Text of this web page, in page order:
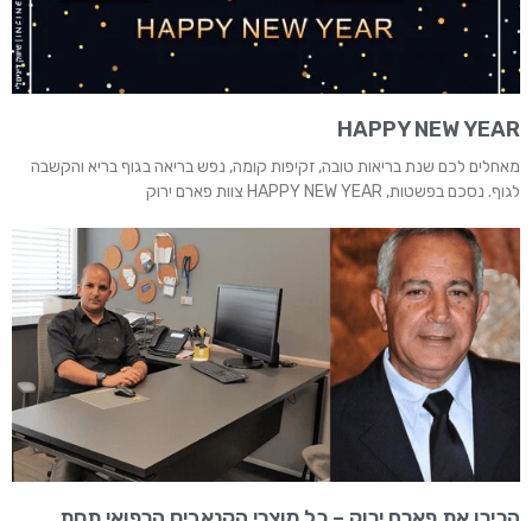
HAPPY NEW YEAR
מאחלים לכם שנת בריאות טובה, זקיפות קומה, נפש בריאה בגוף בריא והקשבה
לגוף. נסכם בפשטות, HAPPY NEW YEAR צוות פארם ירוק